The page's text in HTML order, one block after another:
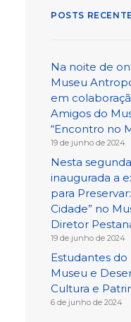
POSTS
Na noite de
Museu
em
Amigos do
“Encontro no
19 de junho de 2024
Nesta
inaugurada a
para
Cidade” no
Diretor
19 de junho de 2024
Estudantes do
Museu e
Cultura e
6 de junho de 2024